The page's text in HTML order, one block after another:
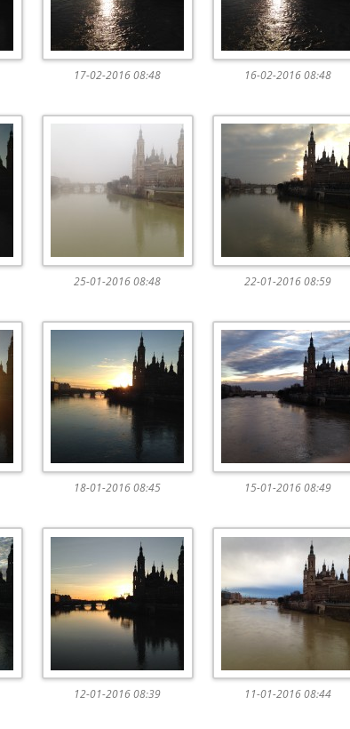
17-02-2016 08:48 16-02-2016 08:48
25-01-2016 08:48 22-01-2016 08:59
18-01-2016 08:45 15-01-2016 08:49
12-01-2016 08:39 11-01-2016 08:44